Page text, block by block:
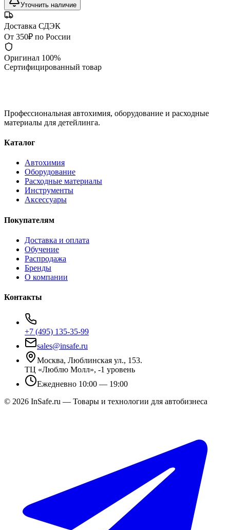
Уточнить наличие
Доставка СДЭК
От 350₽ по России
Оригинал 100%
Сертифицированный товар
Профессиональная автохимия, оборудование и расходные
материалы для детейлинга.
Каталог
Автохимия
Оборудование
Расходные материалы
Инструменты
Аксессуары
Покупателям
Доставка и оплата
Обучение
Распродажа
Бренды
О компании
Контакты
+7 (495) 135-35-99
sales@insafe.ru
Москва, Люблинская ул., 153.
ТЦ «Люблю Молл», -1 уровень
Ежедневно 10:00 — 19:00
© 2026 InSafe.ru — Товары и технологии для автобизнеса